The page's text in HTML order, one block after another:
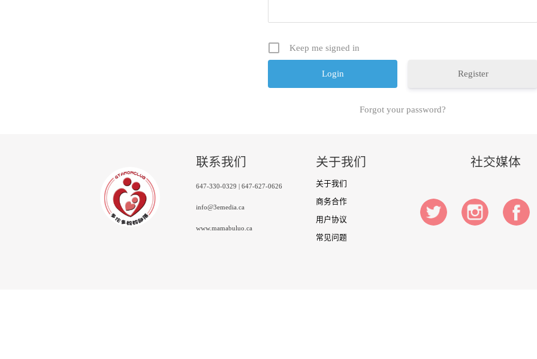
Keep me signed in
Register
Forgot your password?
联系我们
647-330-0329 | 647-627-0626
info@3emedia.ca
www.mamabuluo.ca
关于我们
关于我们
商务合作
用户协议
常见问题
社交媒体